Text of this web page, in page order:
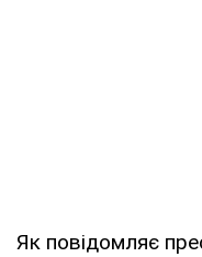
Як повідомляє